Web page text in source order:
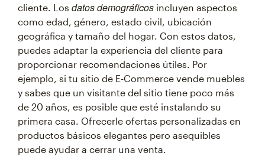
cliente. Los datos demográficos incluyen aspectos
como edad, género, estado civil, ubicación
geográfica y tamaño del hogar. Con estos datos,
puedes adaptar la experiencia del cliente para
proporcionar recomendaciones útiles. Por
ejemplo, si tu sitio de E-Commerce vende muebles
y sabes que un visitante del sitio tiene poco más
de 20 años, es posible que esté instalando su
primera casa. Ofrecerle ofertas personalizadas en
productos básicos elegantes pero asequibles
puede ayudar a cerrar una venta.